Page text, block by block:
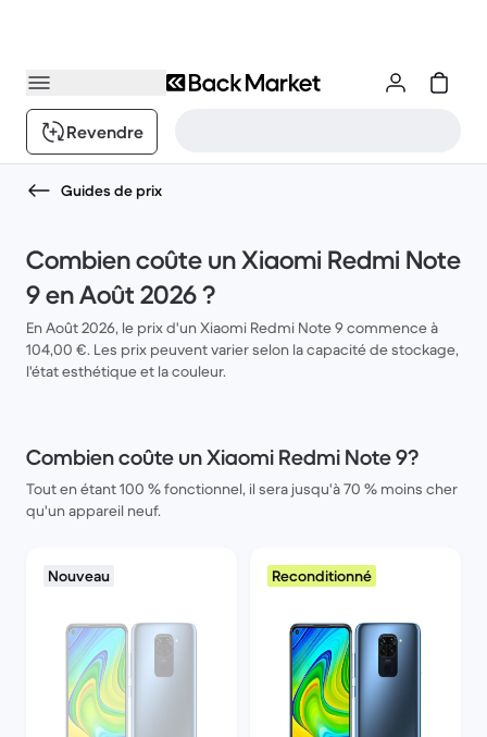
Revendre
Guides de prix
Combien coûte un Xiaomi Redmi Note
9 en Août 2026 ?
En Août 2026, le prix d'un Xiaomi Redmi Note 9 commence à
104,00 €. Les prix peuvent varier selon la capacité de stockage,
l'état esthétique et la couleur.
Combien coûte un Xiaomi Redmi Note 9?
Tout en étant 100 % fonctionnel, il sera jusqu'à 70 % moins cher
qu'un appareil neuf.
Nouveau Reconditionné